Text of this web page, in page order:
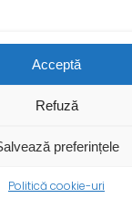
Acceptă
Refuză
preferințele
Politică cookie-uri
a Sănătății – 7
copilului – o
durabil ! Cu ocazia